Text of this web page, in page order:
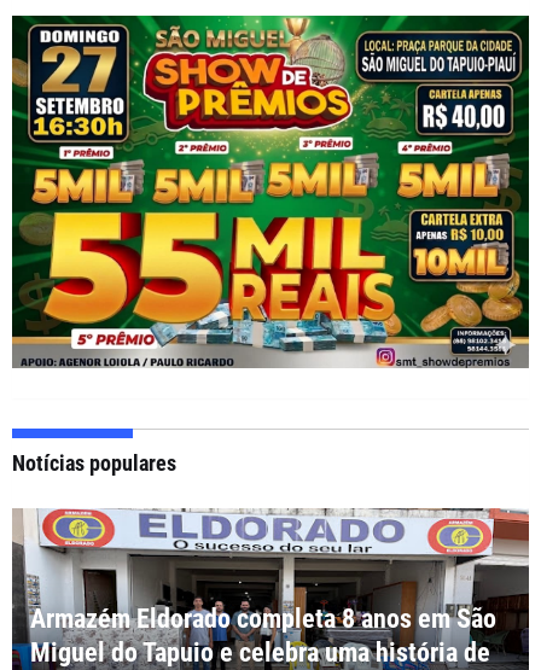
Notícias populares
Armazém Eldorado completa 8 anos em São
Miguel do Tapuio e celebra uma história de